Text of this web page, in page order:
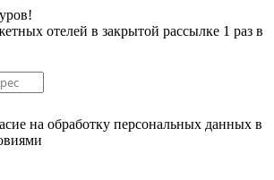
отелей в закрытой рассылке 1 раз в
на обработку персональных данных в